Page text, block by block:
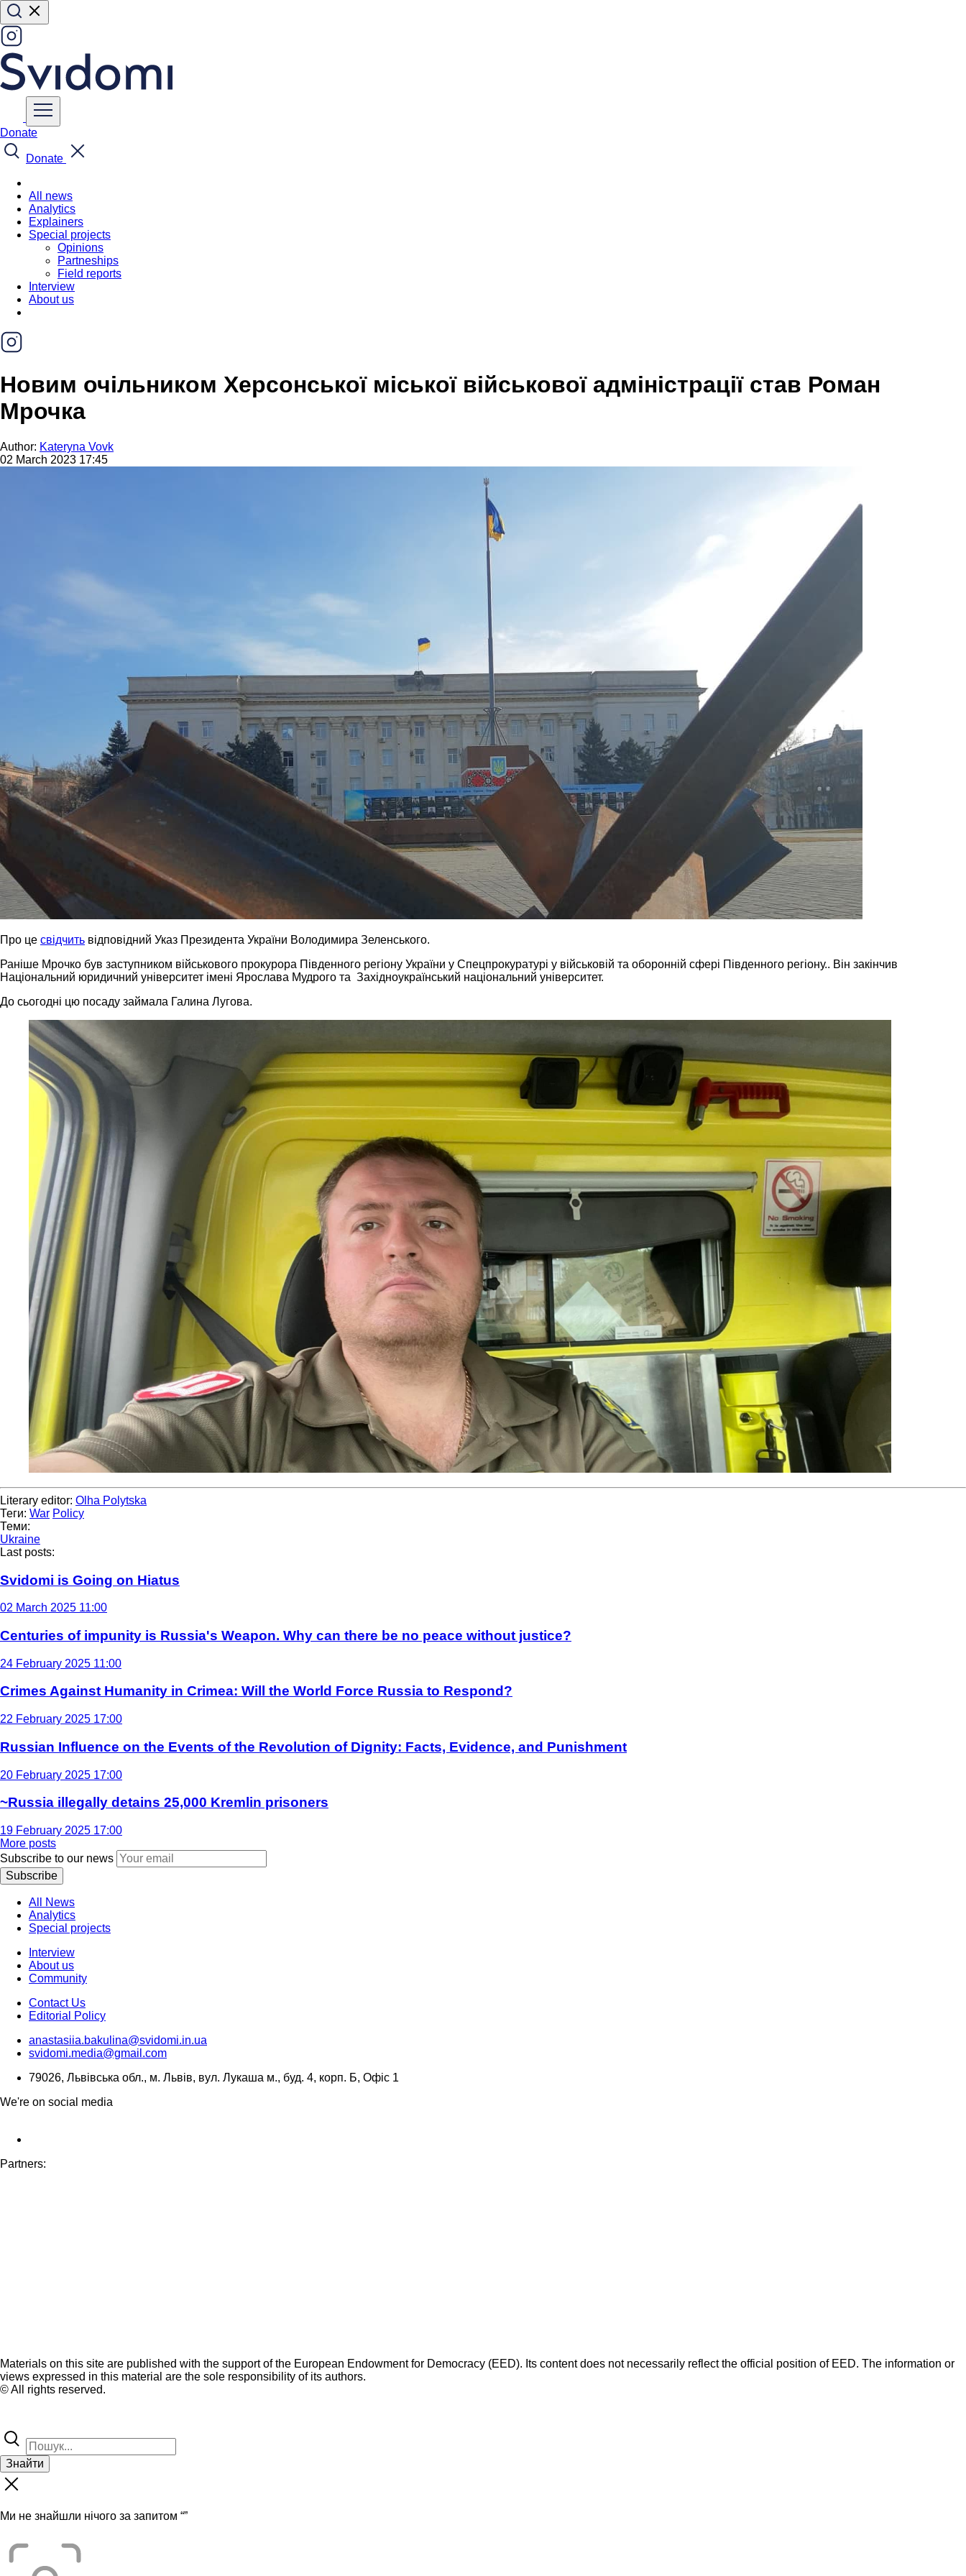
Donate
Donate
All news
Analytics
Explainers
Special projects
Opinions
Partneships
Field reports
Interview
About us
Новим очільником Херсонської міської військової адміністрації став Роман
Мрочка
Author: Kateryna Vovk
02 March 2023 17:45
Про це свідчить відповідний Указ Президента України Володимира Зеленського.
Раніше Мрочко був заступником військового прокурора Південного регіону України у Спецпрокуратурі у військовій та оборонній сфері Південного регіону.. Він закінчив
Національний юридичний університет імені Ярослава Мудрого та Західноукраїнський національний університет.
До сьогодні цю посаду займала Галина Лугова.
Literary editor: Olha Polytska
Теги: War Policy
Теми:
Ukraine
Last posts:
Svidomi is Going on Hiatus
02 March 2025 11:00
Centuries of impunity is Russia's Weapon. Why can there be no peace without justice?
24 February 2025 11:00
Crimes Against Humanity in Crimea: Will the World Force Russia to Respond?
22 February 2025 17:00
Russian Influence on the Events of the Revolution of Dignity: Facts, Evidence, and Punishment
20 February 2025 17:00
~Russia illegally detains 25,000 Kremlin prisoners
19 February 2025 17:00
More posts
Subscribe to our news
Subscribe
All News
Analytics
Special projects
Interview
About us
Community
Contact Us
Editorial Policy
anastasiia.bakulina@svidomi.in.ua
svidomi.media@gmail.com
79026, Львівська обл., м. Львів, вул. Лукаша м., буд. 4, корп. Б, Офіс 1
We're on social media
Partners:
Materials on this site are published with the support of the European Endowment for Democracy (EED). Its content does not necessarily reflect the official position of EED. The information or
views expressed in this material are the sole responsibility of its authors.
© All rights reserved.
Знайти
Ми не знайшли нічого за запитом “”